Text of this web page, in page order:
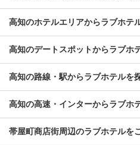
高知のホテルエリアからラブホテ
高知のデートスポットからラブホ
高知の路線・駅からラブホテルを
高知の高速・インターからラブホ
帯屋町商店街周辺のラブホテルを